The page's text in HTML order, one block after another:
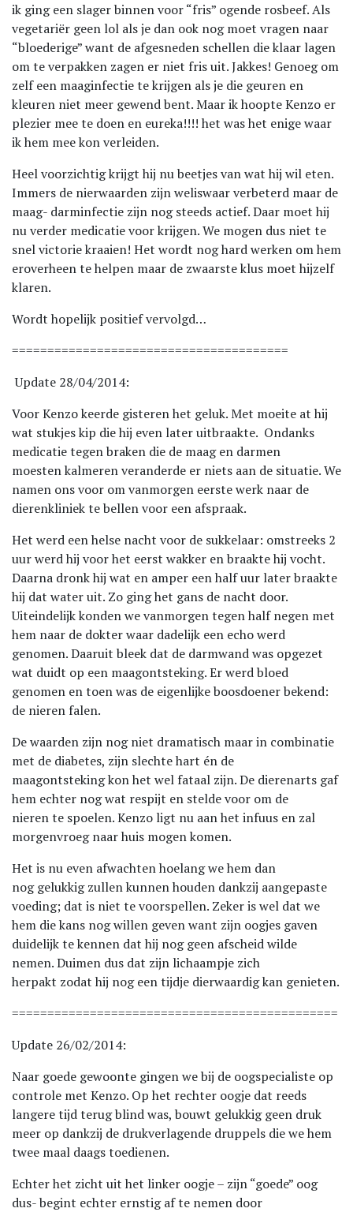
ik ging een slager binnen voor “fris” ogende rosbeef. Als
vegetariër geen lol als je dan ook nog moet vragen naar
“bloederige” want de afgesneden schellen die klaar lagen
om te verpakken zagen er niet fris uit. Jakkes! Genoeg om
zelf een maaginfectie te krijgen als je die geuren en
kleuren niet meer gewend bent. Maar ik hoopte Kenzo er
plezier mee te doen en eureka!!!! het was het enige waar
ik hem mee kon verleiden.
Heel voorzichtig krijgt hij nu beetjes van wat hij wil eten.
Immers de nierwaarden zijn weliswaar verbeterd maar de
maag- darminfectie zijn nog steeds actief. Daar moet hij
nu verder medicatie voor krijgen. We mogen dus niet te
snel victorie kraaien! Het wordt nog hard werken om hem
eroverheen te helpen maar de zwaarste klus moet hijzelf
klaren.
Wordt hopelijk positief vervolgd…
=======================================
Update 28/04/2014:
Voor Kenzo keerde gisteren het geluk. Met moeite at hij
wat stukjes kip die hij even later uitbraakte. Ondanks
medicatie tegen braken die de maag en darmen
moesten kalmeren veranderde er niets aan de situatie. We
namen ons voor om vanmorgen eerste werk naar de
dierenkliniek te bellen voor een afspraak.
Het werd een helse nacht voor de sukkelaar: omstreeks 2
uur werd hij voor het eerst wakker en braakte hij vocht.
Daarna dronk hij wat en amper een half uur later braakte
hij dat water uit. Zo ging het gans de nacht door.
Uiteindelijk konden we vanmorgen tegen half negen met
hem naar de dokter waar dadelijk een echo werd
genomen. Daaruit bleek dat de darmwand was opgezet
wat duidt op een maagontsteking. Er werd bloed
genomen en toen was de eigenlijke boosdoener bekend:
de nieren falen.
De waarden zijn nog niet dramatisch maar in combinatie
met de diabetes, zijn slechte hart én de
maagontsteking kon het wel fataal zijn. De dierenarts gaf
hem echter nog wat respijt en stelde voor om de
nieren te spoelen. Kenzo ligt nu aan het infuus en zal
morgenvroeg naar huis mogen komen.
Het is nu even afwachten hoelang we hem dan
nog gelukkig zullen kunnen houden dankzij aangepaste
voeding; dat is niet te voorspellen. Zeker is wel dat we
hem die kans nog willen geven want zijn oogjes gaven
duidelijk te kennen dat hij nog geen afscheid wilde
nemen. Duimen dus dat zijn lichaampje zich
herpakt zodat hij nog een tijdje dierwaardig kan genieten.
==============================================
Update 26/02/2014:
Naar goede gewoonte gingen we bij de oogspecialiste op
controle met Kenzo. Op het rechter oogje dat reeds
langere tijd terug blind was, bouwt gelukkig geen druk
meer op dankzij de drukverlagende druppels die we hem
twee maal daags toedienen.
Echter het zicht uit het linker oogje – zijn “goede” oog
dus- begint echter ernstig af te nemen door